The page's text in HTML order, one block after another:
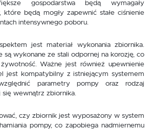
gospodarstwa będą wymagały
które będą mogły zapewnić stałe ciśnienie
intensywnego poboru.
jest materiał wykonania zbiornika.
są wykonane ze stali odpornej na korozję, co
Ważne jest również upewnienie
jest kompatybilny z istniejącym systemem
parametry pompy oraz rodzaj
się wewnątrz zbiornika.
czy zbiornik jest wyposażony w system
pompy, co zapobiega nadmiernemu